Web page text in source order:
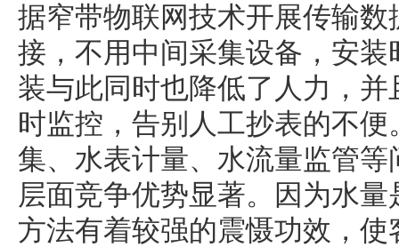
据窄带物联网技术开展传输
接，不用中间采集设备，安
装与此同时也降低了人力，
时监控，告别人工抄表的不
集、水表计量、水流量监管
层面竞争优势显著。因为水
方法有着较强的震慑功效，